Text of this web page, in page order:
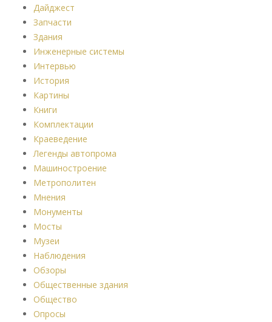
Дайджест
Запчасти
Здания
Инженерные системы
Интервью
История
Картины
Книги
Комплектации
Краеведение
Легенды автопрома
Машиностроение
Метрополитен
Мнения
Монументы
Мосты
Музеи
Наблюдения
Обзоры
Общественные здания
Общество
Опросы